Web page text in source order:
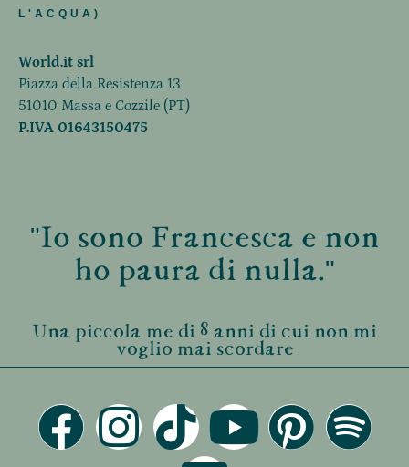
L'ACQUA)
World.it srl
Piazza della Resistenza 13
51010 Massa e Cozzile (PT)
P.IVA 01643150475
"Io sono Francesca e non
ho paura di nulla."
Una piccola me di 8 anni di cui non mi
voglio mai scordare